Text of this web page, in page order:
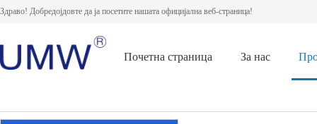
Здраво! Добредојдовте да ја посетите нашата официјална веб-страница!
Почетна страница За нас